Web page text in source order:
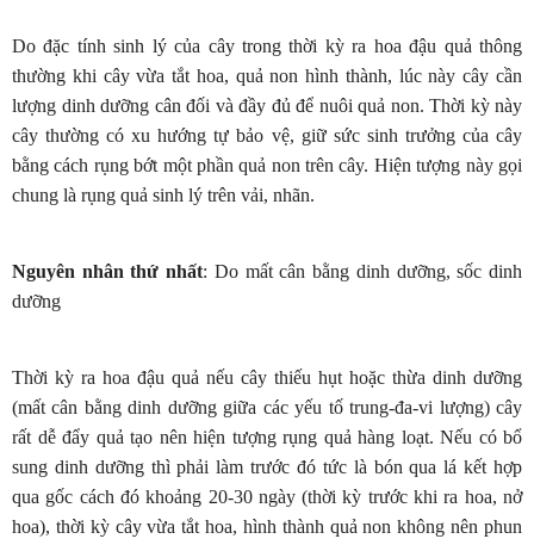
Do đặc tính sinh lý của cây trong thời kỳ ra hoa đậu quả thông
thường khi cây vừa tắt hoa, quả non hình thành, lúc này cây cần
lượng dinh dưỡng cân đối và đầy đủ để nuôi quả non. Thời kỳ này
cây thường có xu hướng tự bảo vệ, giữ sức sinh trưởng của cây
bằng cách rụng bớt một phần quả non trên cây. Hiện tượng này gọi
chung là rụng quả sinh lý trên vải, nhãn.
Nguyên nhân thứ nhất: Do mất cân bằng dinh dưỡng, sốc dinh
dưỡng
Thời kỳ ra hoa đậu quả nếu cây thiếu hụt hoặc thừa dinh dưỡng
(mất cân bằng dinh dưỡng giữa các yếu tố trung-đa-vi lượng) cây
rất dễ đẩy quả tạo nên hiện tượng rụng quả hàng loạt. Nếu có bổ
sung dinh dưỡng thì phải làm trước đó tức là bón qua lá kết hợp
qua gốc cách đó khoảng 20-30 ngày (thời kỳ trước khi ra hoa, nở
hoa), thời kỳ cây vừa tắt hoa, hình thành quả non không nên phun